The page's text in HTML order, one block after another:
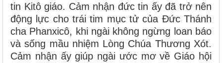
tin Kitô giáo. Cảm nhận đức tin ấy đã trở nên
động lực cho trái tim mục tử của Đức Thánh
cha Phanxicô, khi ngài không ngừng loan báo
và sống mầu nhiệm Lòng Chúa Thương Xót.
Cảm nhận ấy giúp ngài ước mơ về Giáo hội